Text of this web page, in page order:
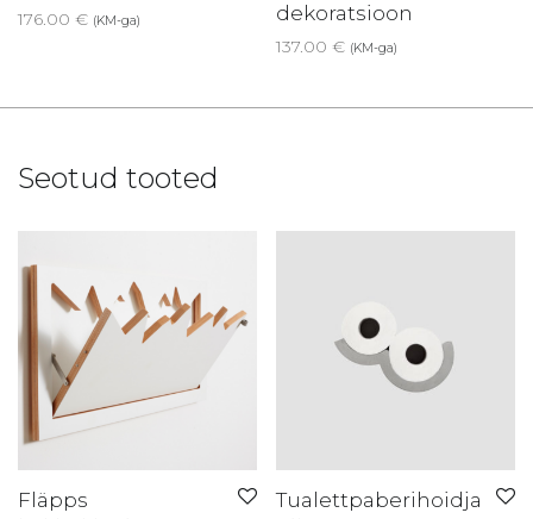
176.00 € (KM-ga)
dekoratsioon
137.00 € (KM-ga)
Seotud tooted
Fläpps
Tualettpaberihoidja